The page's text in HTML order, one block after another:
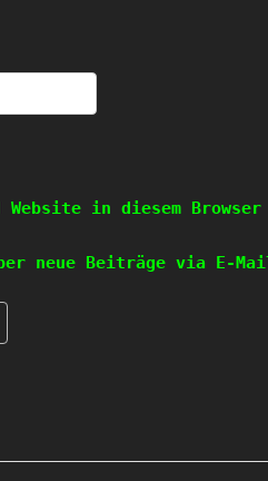
Website in diesem
neue Beiträge via E-